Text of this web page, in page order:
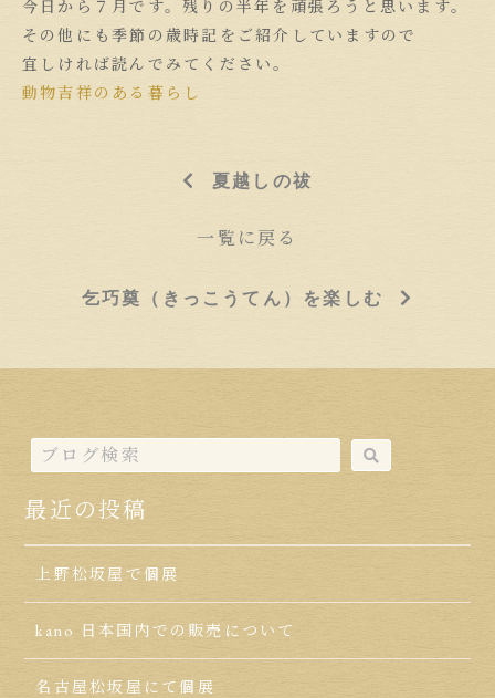
今日から７月です。残りの半年を頑張ろうと思います。
その他にも季節の歳時記をご紹介していますので
宜しければ読んでみてください。
動物吉祥のある暮らし
夏越しの祓
一覧に戻る
乞巧奠（きっこうてん）を楽しむ
最近の投稿
上野松坂屋で個展
kano 日本国内での販売について
名古屋松坂屋にて個展